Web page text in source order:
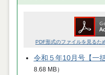
PDF形式のファイルを見るた
令和５年10月号【一
8.68 MB）